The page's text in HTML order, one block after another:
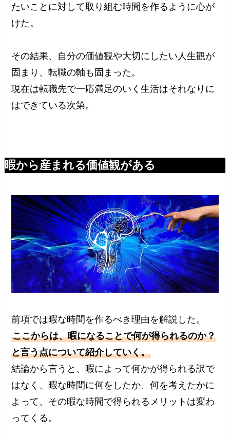
たいことに対して取り組む時間を作るように心が
けた。
その結果、自分の価値観や大切にしたい人生観が
固まり、転職の軸も固まった。
現在は転職先で一応満足のいく生活はそれなりに
はできている次第。
暇から産まれる価値観がある
前項では暇な時間を作るべき理由を解説した。
ここからは、暇になることで何が得られるのか？
と言う点について紹介していく。
結論から言うと、暇によって何かが得られる訳で
はなく、暇な時間に何をしたか、何を考えたかに
よって、その暇な時間で得られるメリットは変わ
ってくる。